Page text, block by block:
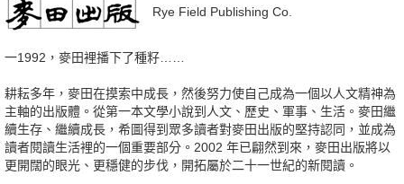
Rye Field Publishing Co.
一1992，麥田裡播下了種籽……
耕耘多年，麥田在摸索中成長，然後努力使自己成為一個以人文精神為
主軸的出版體。從第一本文學小說到人文、歷史、軍事、生活。麥田繼
續生存、繼續成長，希圖得到眾多讀者對麥田出版的堅持認同，並成為
讀者閱讀生活裡的一個重要部分。2002 年已翩然到來，麥田出版將以
更開闊的眼光、更穩健的步伐，開拓屬於二十一世紀的新閱讀。